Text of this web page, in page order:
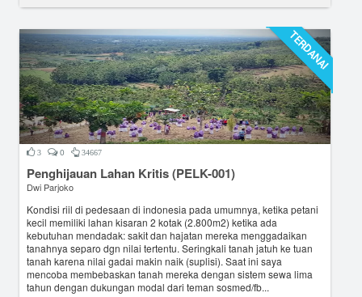
TERDANAI
3 0 34667
Penghijauan Lahan Kritis (PELK-001)
Dwi Parjoko
Kondisi riil di pedesaan di indonesia pada umumnya, ketika petani
kecil memiliki lahan kisaran 2 kotak (2.800m2) ketika ada
kebutuhan mendadak: sakit dan hajatan mereka menggadaikan
tanahnya separo dgn nilai tertentu. Seringkali tanah jatuh ke tuan
tanah karena nilai gadai makin naik (suplisi). Saat ini saya
mencoba membebaskan tanah mereka dengan sistem sewa lima
tahun dengan dukungan modal dari teman sosmed/fb...